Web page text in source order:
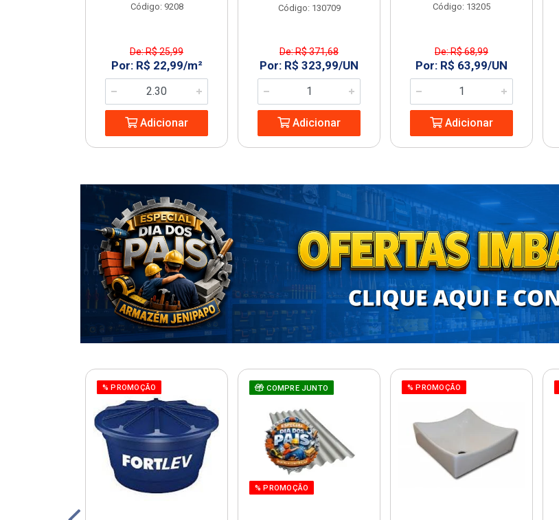
Código: 9208
De: R$ 25,99
Por: R$ 22,99/m²
Adicionar
Código: 130709
De: R$ 371,68
Por: R$ 323,99/UN
Adicionar
Código: 13205
De: R$ 68,99
Por: R$ 63,99/UN
Adicionar
% PROMOÇÃO COMPRE JUNTO
% PROMOÇÃO
% PROMOÇÃO